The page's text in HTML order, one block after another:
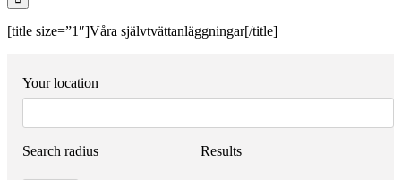
[title size=”1″]Våra självtvättanläggningar[/title]
Your location
Search radius Results